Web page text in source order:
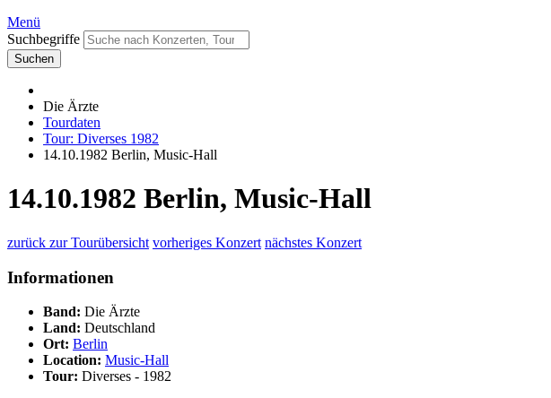
Menü
Suchbegriffe
Suchen
Die Ärzte
Tourdaten
Tour: Diverses 1982
14.10.1982 Berlin, Music-Hall
14.10.1982 Berlin, Music-Hall
zurück zur Tourübersicht vorheriges Konzert nächstes Konzert
Informationen
Band: Die Ärzte
Land: Deutschland
Ort: Berlin
Location: Music-Hall
Tour: Diverses - 1982